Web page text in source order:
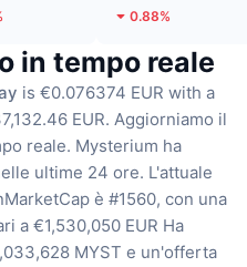
0.88%
in tempo reale
is €0.076374 EUR with a
EUR. Aggiorniamo il
reale. Mysterium ha
ultime 24 ore. L'attuale
è #1560, con una
a €1,530,050 EUR Ha
MYST e un'offerta